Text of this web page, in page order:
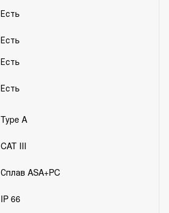
Есть
Есть
Есть
Есть
Type A
CAT III
Сплав ASA+PC
IP 66